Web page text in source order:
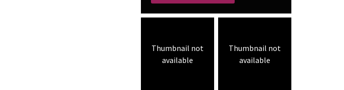
Thumbnail not
available
Thumbnail not
available